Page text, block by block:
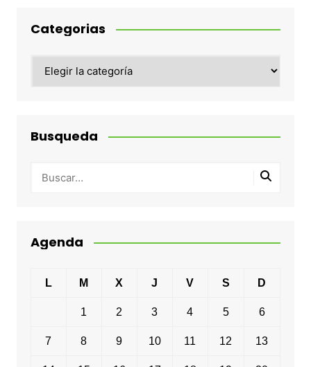
Categorias
Busqueda
Agenda
L M X J V S D
1 2 3 4 5 6
7 8 9 10 11 12 13